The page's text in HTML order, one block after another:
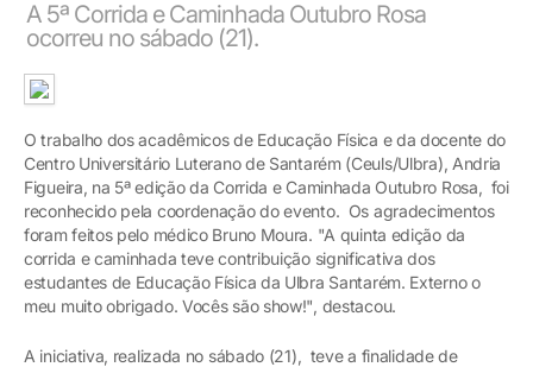
A 5ª Corrida e Caminhada Outubro Rosa
ocorreu no sábado (21).
O trabalho dos acadêmicos de Educação Física e da docente do
Centro Universitário Luterano de Santarém (Ceuls/Ulbra), Andria
Figueira, na 5ª edição da Corrida e Caminhada Outubro Rosa, foi
reconhecido pela coordenação do evento. Os agradecimentos
foram feitos pelo médico Bruno Moura. "A quinta edição da
corrida e caminhada teve contribuição significativa dos
estudantes de Educação Física da Ulbra Santarém. Externo o
meu muito obrigado. Vocês são show!", destacou.
A iniciativa, realizada no sábado (21), teve a finalidade de